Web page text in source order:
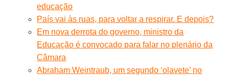
educação
País vai às ruas, para voltar a respirar. E depois?
Em nova derrota do governo, ministro da
Educação é convocado para falar no plenário da
Câmara
Abraham Weintraub, um segundo ‘olavete’ no